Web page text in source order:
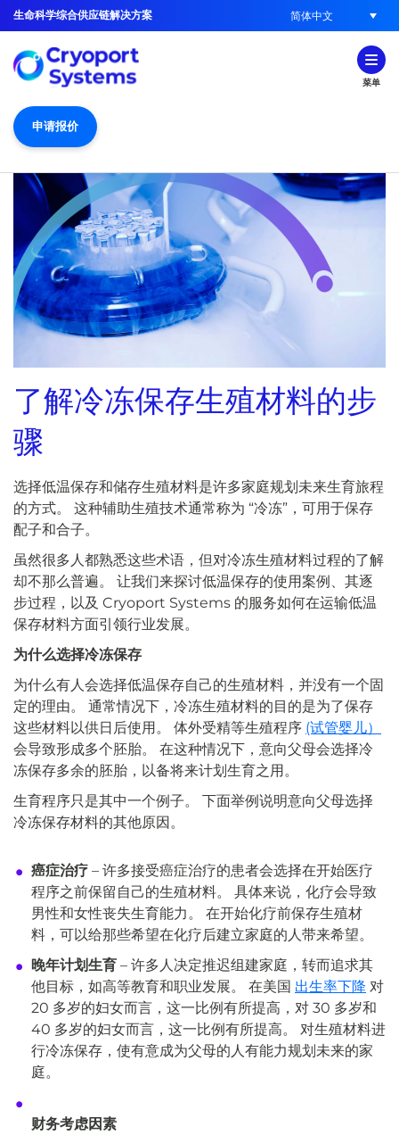
生命科学综合供应链解决方案 简体中文
菜单
申请报价
了解冷冻保存生殖材料的步
骤
选择低温保存和储存生殖材料是许多家庭规划未来生育旅程
的方式。 这种辅助生殖技术通常称为 “冷冻”，可用于保存
配子和合子。
虽然很多人都熟悉这些术语，但对冷冻生殖材料过程的了解
却不那么普遍。 让我们来探讨低温保存的使用案例、其逐
步过程，以及 Cryoport Systems 的服务如何在运输低温
保存材料方面引领行业发展。
为什么选择冷冻保存
为什么有人会选择低温保存自己的生殖材料，并没有一个固
定的理由。 通常情况下，冷冻生殖材料的目的是为了保存
这些材料以供日后使用。 体外受精等生殖程序 (试管婴儿）
会导致形成多个胚胎。 在这种情况下，意向父母会选择冷
冻保存多余的胚胎，以备将来计划生育之用。
生育程序只是其中一个例子。 下面举例说明意向父母选择
冷冻保存材料的其他原因。
癌症治疗 – 许多接受癌症治疗的患者会选择在开始医疗
程序之前保留自己的生殖材料。 具体来说，化疗会导致
男性和女性丧失生育能力。 在开始化疗前保存生殖材
料，可以给那些希望在化疗后建立家庭的人带来希望。
晚年计划生育 – 许多人决定推迟组建家庭，转而追求其
他目标，如高等教育和职业发展。 在美国 出生率下降 对
20 多岁的妇女而言，这一比例有所提高，对 30 多岁和
40 多岁的妇女而言，这一比例有所提高。 对生殖材料进
行冷冻保存，使有意成为父母的人有能力规划未来的家
庭。
财务考虑因素